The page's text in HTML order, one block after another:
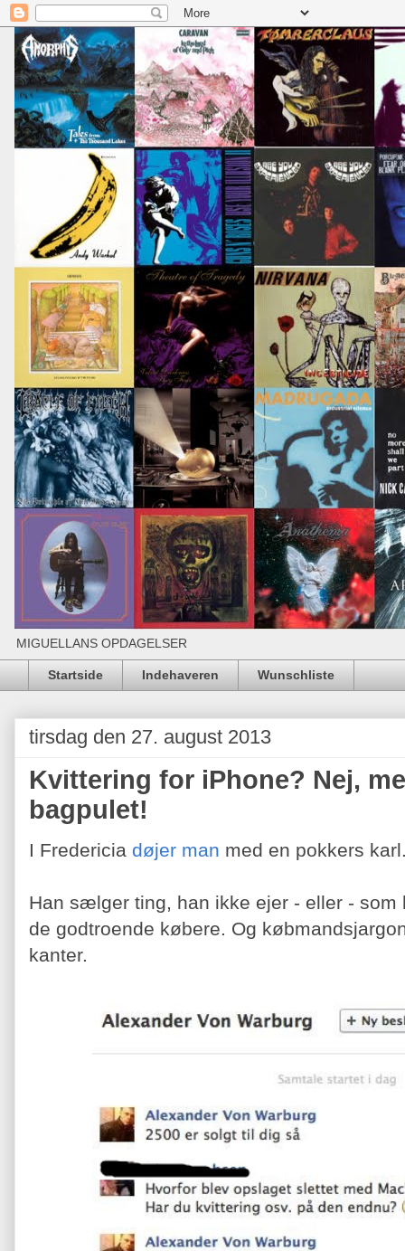
MIGUELLANS OPDAGELSER
Startside Indehaveren Wunschliste
tirsdag den 27. august 2013
Kvittering for iPhone? Nej,
bagpulet!
I Fredericia døjer man med en pokkers
Han sælger ting, han ikke ejer - eller - som
de godtroende købere. Og
kanter.